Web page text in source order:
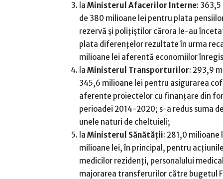
la Ministerul Afacerilor Interne:
de 380 milioane lei pentru plata
rezervă şi poliţiştilor cărora le-au
plata diferenţelor rezultate în urma
milioane lei aferentă economiilor
la Ministerul Transporturilor: 293,9
345,6 milioane lei pentru asigurarea
aferente proiectelor cu finanţare din
perioadei 2014-2020; s-a redus suma
unele naturi de cheltuieli;
la Ministerul Sănătăţii: 281,0 milioane
milioane lei, în principal, pentru
medicilor rezidenţi, personalului
majorarea transferurilor către bugetul